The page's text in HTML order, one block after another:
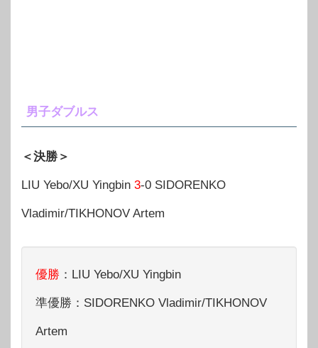
男子ダブルス
＜決勝＞
LIU Yebo/XU Yingbin 3-0 SIDORENKO
Vladimir/TIKHONOV Artem
優勝 ：LIU Yebo/XU Yingbin
準優勝：SIDORENKO Vladimir/TIKHONOV
Artem